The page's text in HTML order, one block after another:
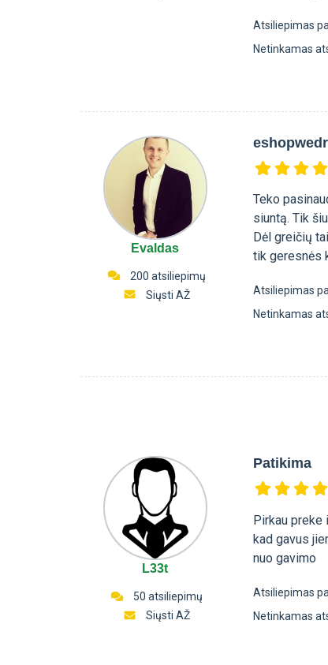
Atsiliepimas
Netinkamas
Evaldas
200 atsiliepimų
Siųsti AŽ
Teko
siuntą. Tik
Dėl greičių
tik geresnės
Atsiliepimas
Netinkamas
L33t
50 atsiliepimų
Siųsti AŽ
Patikima
Pirkau preke
kad gavus
nuo gavimo
Atsiliepimas
Netinkamas